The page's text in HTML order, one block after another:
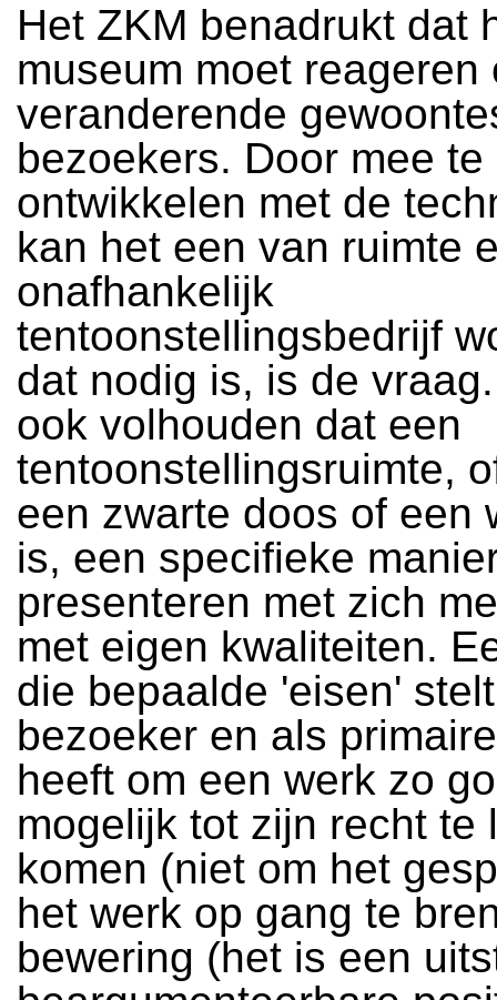
Het ZKM benadrukt dat
museum moet reageren
veranderende
bezoekers. Door mee te
ontwikkelen met de
kan het een van ruimte
onafhankelijk
tentoonstellingsbedrijf
dat nodig is, is de
ook volhouden dat een
tentoonstellingsruimte,
een zwarte doos of een
is, een specifieke
presenteren met zich
met eigen kwaliteiten.
die bepaalde 'eisen'
bezoeker en als
heeft om een werk zo
mogelijk tot zijn recht te
komen (niet om het
het werk op gang te
bewering (het is een